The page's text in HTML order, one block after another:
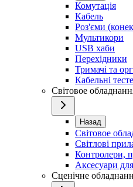
Комутація
Кабель
Роз'єми
Мультикори
USB хаби
Перехідники
Тримачі та
Кабельні
Світовое
Назад
Світовое
Світлові
Контролери,
Аксесуари
Сценічне